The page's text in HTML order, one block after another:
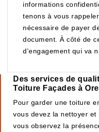
informations
tenons à vous
nécessaire de payer
document. À côté de
d'engagement qui va
Des services de
Toiture Façades à Ore
Pour garder une toiture
vous devez la nettoyer et
vous observez la